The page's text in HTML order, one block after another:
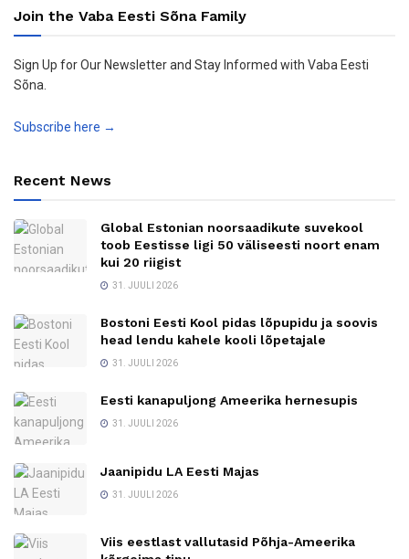
Join the Vaba Eesti Sõna Family
Sign Up for Our Newsletter and Stay Informed with Vaba Eesti
Sõna.
Subscribe here →
Recent News
Global Estonian noorsaadikute suvekool
toob Eestisse ligi 50 väliseesti noort enam
kui 20 riigist
31. JUULI 2026
Bostoni Eesti Kool pidas lõpupidu ja soovis
head lendu kahele kooli lõpetajale
31. JUULI 2026
Eesti kanapuljong Ameerika hernesupis
31. JUULI 2026
Jaanipidu LA Eesti Majas
31. JUULI 2026
Viis eestlast vallutasid Põhja-Ameerika